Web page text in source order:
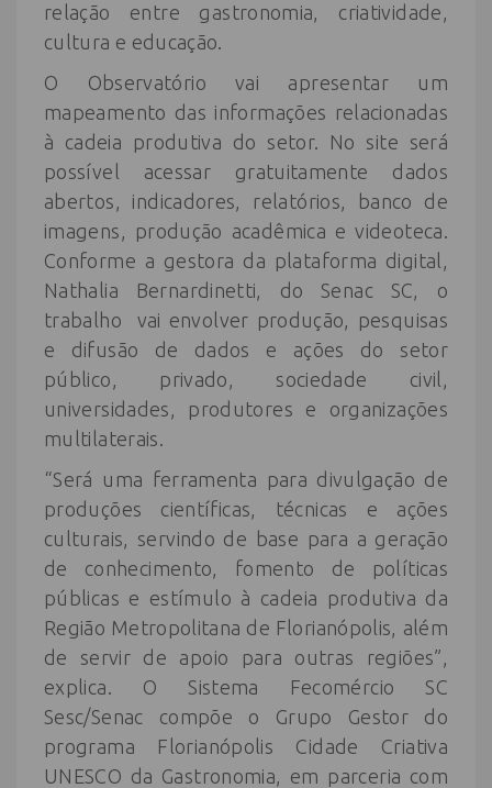
relação entre gastronomia, criatividade,
cultura e educação.
O Observatório vai apresentar um
mapeamento das informações relacionadas
à cadeia produtiva do setor. No site será
possível acessar gratuitamente dados
abertos, indicadores, relatórios, banco de
imagens, produção acadêmica e videoteca.
Conforme a gestora da plataforma digital,
Nathalia Bernardinetti, do Senac SC, o
trabalho vai envolver produção, pesquisas
e difusão de dados e ações do setor
público, privado, sociedade civil,
universidades, produtores e organizações
multilaterais.
“Será uma ferramenta para divulgação de
produções científicas, técnicas e ações
culturais, servindo de base para a geração
de conhecimento, fomento de políticas
públicas e estímulo à cadeia produtiva da
Região Metropolitana de Florianópolis, além
de servir de apoio para outras regiões”,
explica. O Sistema Fecomércio SC
Sesc/Senac compõe o Grupo Gestor do
programa Florianópolis Cidade Criativa
UNESCO da Gastronomia, em parceria com